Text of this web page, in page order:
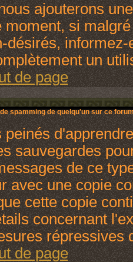
ajouterons
moment, si
désirés,
un
de page
spamming de quelqu'un sur ce
sauvegardes
de ce
avec une copie
cette copie
concernant
répressives
de page